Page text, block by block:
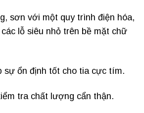
sơn với một quy trình điện hóa,
lỗ siêu nhỏ trên bề mặt chữ
sự ổn định tốt cho tia cực tím.
tra chất lượng cẩn thận.